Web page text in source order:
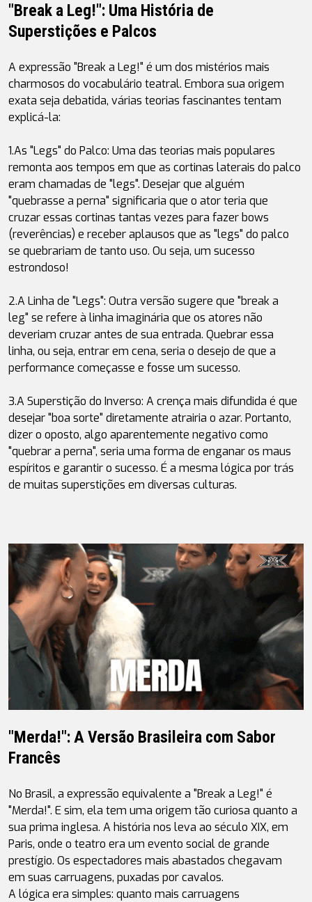
"Break a Leg!": Uma História de
Superstições e Palcos
A expressão "Break a Leg!" é um dos mistérios mais
charmosos do vocabulário teatral. Embora sua origem
exata seja debatida, várias teorias fascinantes tentam
explicá-la:
1.As "Legs" do Palco: Uma das teorias mais populares
remonta aos tempos em que as cortinas laterais do palco
eram chamadas de "legs". Desejar que alguém
"quebrasse a perna" significaria que o ator teria que
cruzar essas cortinas tantas vezes para fazer bows
(reverências) e receber aplausos que as "legs" do palco
se quebrariam de tanto uso. Ou seja, um sucesso
estrondoso!
2.A Linha de "Legs": Outra versão sugere que "break a
leg" se refere à linha imaginária que os atores não
deveriam cruzar antes de sua entrada. Quebrar essa
linha, ou seja, entrar em cena, seria o desejo de que a
performance começasse e fosse um sucesso.
3.A Superstição do Inverso: A crença mais difundida é que
desejar "boa sorte" diretamente atrairia o azar. Portanto,
dizer o oposto, algo aparentemente negativo como
"quebrar a perna", seria uma forma de enganar os maus
espíritos e garantir o sucesso. É a mesma lógica por trás
de muitas superstições em diversas culturas.
"Merda!": A Versão Brasileira com Sabor
Francês
No Brasil, a expressão equivalente a "Break a Leg!" é
"Merda!". E sim, ela tem uma origem tão curiosa quanto a
sua prima inglesa. A história nos leva ao século XIX, em
Paris, onde o teatro era um evento social de grande
prestígio. Os espectadores mais abastados chegavam
em suas carruagens, puxadas por cavalos.
A lógica era simples: quanto mais carruagens